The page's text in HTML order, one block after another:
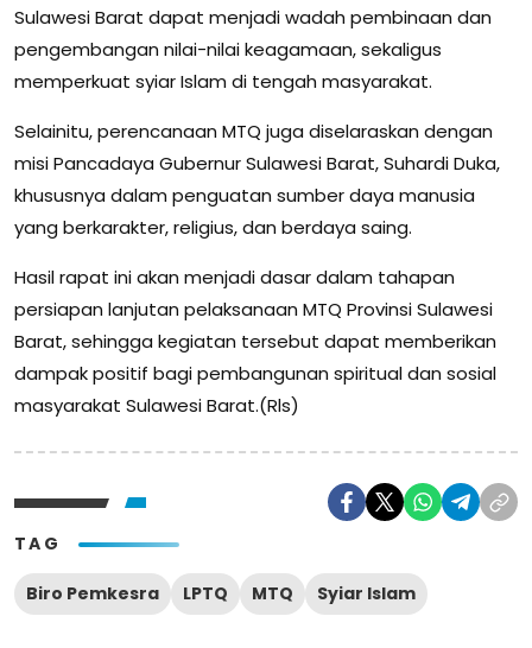
Sulawesi Barat dapat menjadi wadah pembinaan dan
pengembangan nilai-nilai keagamaan, sekaligus
memperkuat syiar Islam di tengah masyarakat.
Selainitu, perencanaan MTQ juga diselaraskan dengan
misi Pancadaya Gubernur Sulawesi Barat, Suhardi Duka,
khususnya dalam penguatan sumber daya manusia
yang berkarakter, religius, dan berdaya saing.
Hasil rapat ini akan menjadi dasar dalam tahapan
persiapan lanjutan pelaksanaan MTQ Provinsi Sulawesi
Barat, sehingga kegiatan tersebut dapat memberikan
dampak positif bagi pembangunan spiritual dan sosial
masyarakat Sulawesi Barat.(Rls)
TAG
Biro Pemkesra LPTQ MTQ Syiar Islam